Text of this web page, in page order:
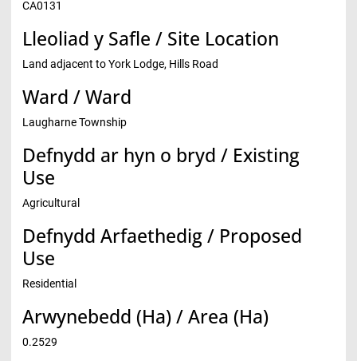
CA0131
Lleoliad y Safle / Site Location
Land adjacent to York Lodge, Hills Road
Ward / Ward
Laugharne Township
Defnydd ar hyn o bryd / Existing
Use
Agricultural
Defnydd Arfaethedig / Proposed
Use
Residential
Arwynebedd (Ha) / Area (Ha)
0.2529